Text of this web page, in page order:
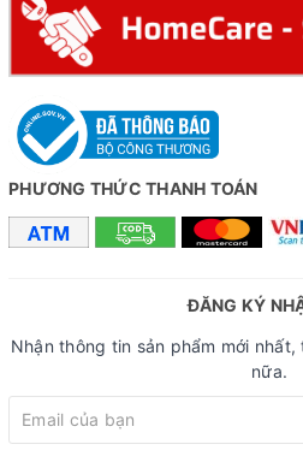
PHƯƠNG THỨC THANH TOÁN
ĐĂNG KÝ
Nhận thông tin sản phẩm mới
nữa.